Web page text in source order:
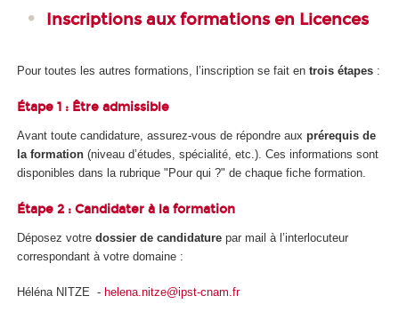
Inscriptions aux formations en Licences
Pour toutes les autres formations, l’inscription se fait en trois étapes :
Étape 1 : Être admissible
Avant toute candidature, assurez-vous de répondre aux prérequis de
la formation (niveau d’études, spécialité, etc.). Ces informations sont
disponibles dans la rubrique "Pour qui ?" de chaque fiche formation.
Étape 2 : Candidater à la formation
Déposez votre dossier de candidature par mail à l’interlocuteur
correspondant à votre domaine :
Héléna NITZE - helena.nitze@ipst-cnam.fr